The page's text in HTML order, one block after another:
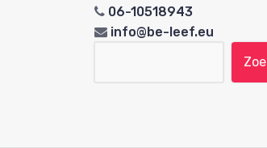
06-10518943
info@be-leef.eu